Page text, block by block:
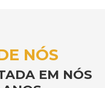
NÓS
EM NÓS